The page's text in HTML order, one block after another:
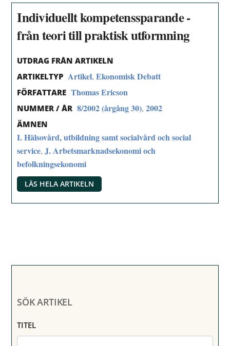
Individuellt kompetenssparande -
från teori till praktisk utformning
UTDRAG FRÅN ARTIKELN
ARTIKELTYP Artikel,Ekonomisk Debatt
FÖRFATTARE Thomas Ericson
NUMMER / ÅR 8/2002 (årgång 30),2002
ÄMNEN
I. Hälsovård, utbildning samt socialvård och social
service,J. Arbetsmarknadsekonomi och
befolkningsekonomi
LÄS HELA ARTIKELN
SÖK ARTIKEL
TITEL